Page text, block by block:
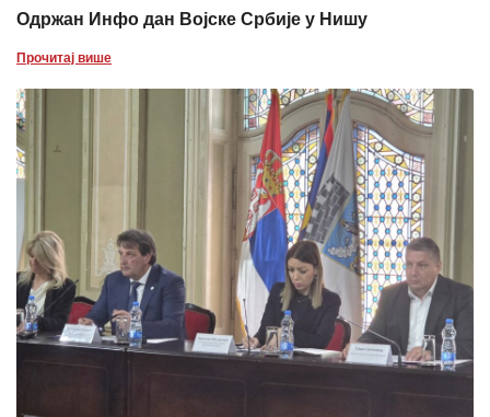
Одржан Инфо дан Војске Србије у Нишу
Прочитај више